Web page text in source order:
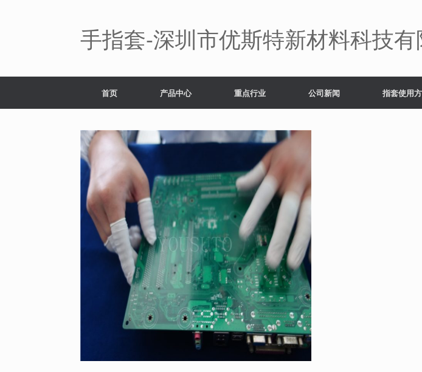
手指套-深圳市优斯特新材料科技有
首页 产品中心 重点行业 公司新闻 指套使用